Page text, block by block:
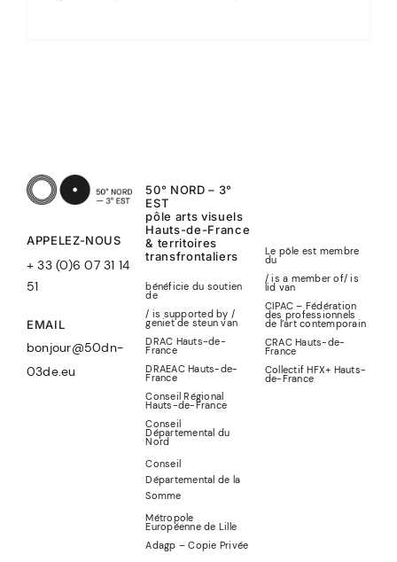
APPELEZ-NOUS
+ 33 (0)6 07 31 14
51
EMAIL
bonjour@50dn-
03de.eu
50° NORD – 3°
EST
pôle arts visuels
Hauts-de-France
& territoires
transfrontaliers
bénéficie du soutien
de
/ is supported by /
geniet de steun van
DRAC Hauts-de-
France
DRAEAC Hauts-de-
France
Conseil Régional
Hauts-de-France
Conseil
Départemental du
Nord
Conseil
Départemental de la
Somme
Métropole
Européenne de Lille
Adagp – Copie Privée
Le pôle est membre
du
/ is a member of/is
lid van
CIPAC – Fédération
des professionnels
de l’art contemporain
CRAC Hauts-de-
France
Collectif HFX+ Hauts-
de-France